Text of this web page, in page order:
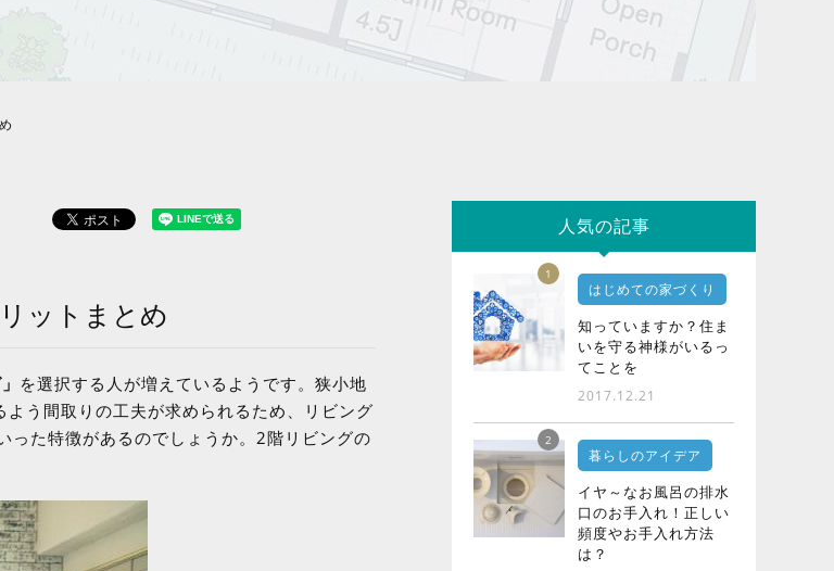
ットまとめ
を選択する人が増えているようです。狭小地
う間取りの工夫が求められるため、リビング
った特徴があるのでしょうか。2階リビングの
人気の記事
1
はじめての家づくり
知っていますか？住ま
いを守る神様がいるっ
てことを
2017.12.21
2
暮らしのアイデア
イヤ～なお風呂の排水
口のお手入れ！正しい
頻度やお手入れ方法
は？